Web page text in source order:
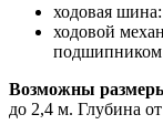
ходовая
ходовой
подшипником
Возможны
до 2,4 м. Глубина